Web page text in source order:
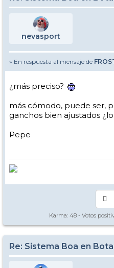
nevasport
» En respuesta al mensaje de
¿más preciso?
más cómodo, puede ser,
ganchos bien ajustados
Pepe
Karma: 48 - Votos
Re: Sistema Boa en